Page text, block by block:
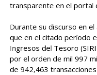
transparente en el portal
Durante su discurso en
que en el citado período
Ingresos del Tesoro
por el orden de mil 997
de 942,463